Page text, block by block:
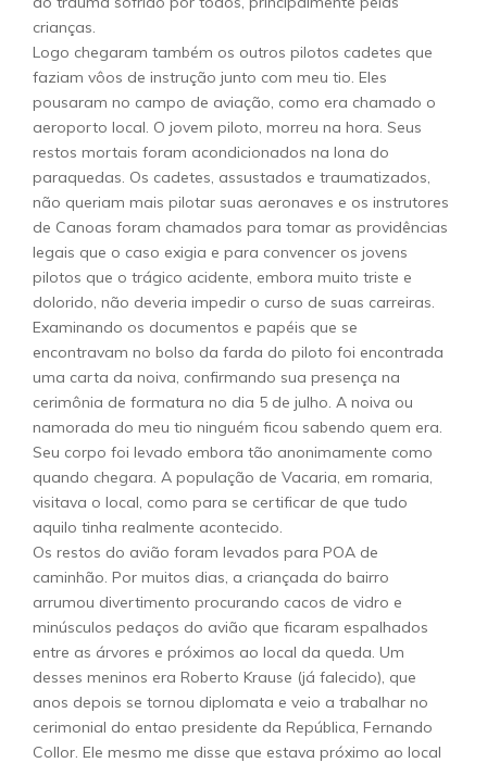
crianças.
Logo chegaram também os outros pilotos cadetes que
faziam vôos de instrução junto com meu tio. Eles
pousaram no campo de aviação, como era chamado o
aeroporto local. O jovem piloto, morreu na hora. Seus
restos mortais foram acondicionados na lona do
paraquedas. Os cadetes, assustados e traumatizados,
não queriam mais pilotar suas aeronaves e os instrutores
de Canoas foram chamados para tomar as providências
legais que o caso exigia e para convencer os jovens
pilotos que o trágico acidente, embora muito triste e
dolorido, não deveria impedir o curso de suas carreiras.
Examinando os documentos e papéis que se
encontravam no bolso da farda do piloto foi encontrada
uma carta da noiva, confirmando sua presença na
cerimônia de formatura no dia 5 de julho. A noiva ou
namorada do meu tio ninguém ficou sabendo quem era.
Seu corpo foi levado embora tão anonimamente como
quando chegara. A população de Vacaria, em romaria,
visitava o local, como para se certificar de que tudo
aquilo tinha realmente acontecido.
Os restos do avião foram levados para POA de
caminhão. Por muitos dias, a criançada do bairro
arrumou divertimento procurando cacos de vidro e
minúsculos pedaços do avião que ficaram espalhados
entre as árvores e próximos ao local da queda. Um
desses meninos era Roberto Krause (já falecido), que
anos depois se tornou diplomata e veio a trabalhar no
cerimonial do entao presidente da República, Fernando
Collor. Ele mesmo me disse que estava próximo ao local